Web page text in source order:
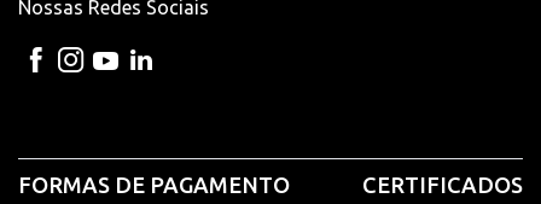
Nossas Redes Sociais
FORMAS DE PAGAMENTO CERTIFICADOS